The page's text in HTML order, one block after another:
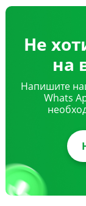
Не
на
Напишите
Whats